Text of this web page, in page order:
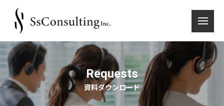
Requests
資料ダウンロード